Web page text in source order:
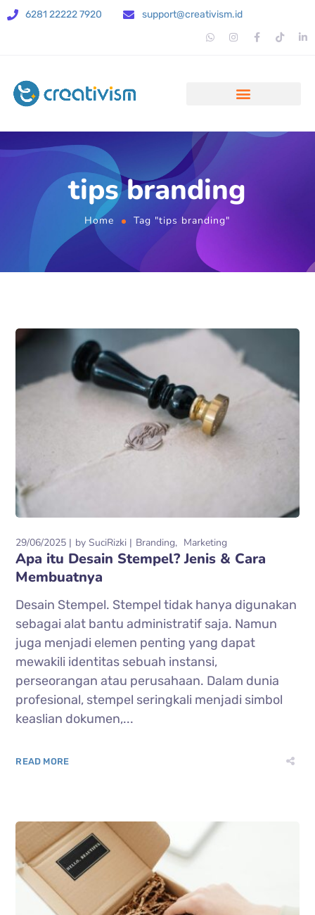
6281 22222 7920 support@creativism.id
tips branding
Home Tag "tips branding"
29/06/2025 bySuciRizki Branding Marketing
Apa itu Desain Stempel? Jenis & Cara
Membuatnya
Desain Stempel. Stempel tidak hanya digunakan
sebagai alat bantu administratif saja. Namun
juga menjadi elemen penting yang dapat
mewakili identitas sebuah instansi,
perseorangan atau perusahaan. Dalam dunia
profesional, stempel seringkali menjadi simbol
keaslian dokumen,...
READ MORE